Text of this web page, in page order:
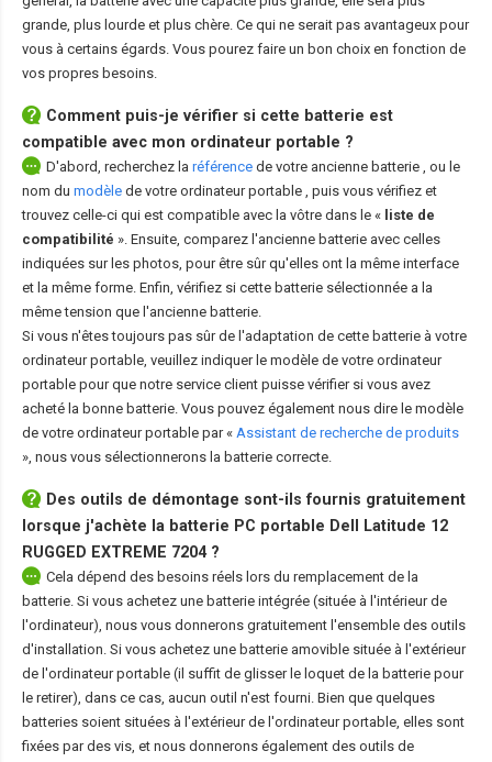
grande, plus lourde et plus chère. Ce qui ne serait pas avantageux pour
vous à certains égards. Vous pourez faire un bon choix en fonction de
vos propres besoins.
Comment puis-je vérifier si cette batterie est
compatible avec mon ordinateur portable ?
D'abord, recherchez la référence de votre ancienne batterie , ou le
nom du modèle de votre ordinateur portable , puis vous vérifiez et
trouvez celle-ci qui est compatible avec la vôtre dans le « liste de
compatibilité ». Ensuite, comparez l'ancienne batterie avec celles
indiquées sur les photos, pour être sûr qu'elles ont la même interface
et la même forme. Enfin, vérifiez si cette batterie sélectionnée a la
même tension que l'ancienne batterie.
Si vous n'êtes toujours pas sûr de l'adaptation de cette batterie à votre
ordinateur portable, veuillez indiquer le modèle de votre ordinateur
portable pour que notre service client puisse vérifier si vous avez
acheté la bonne batterie. Vous pouvez également nous dire le modèle
de votre ordinateur portable par « Assistant de recherche de produits
», nous vous sélectionnerons la batterie correcte.
Des outils de démontage sont-ils fournis gratuitement
lorsque j'achète la batterie PC portable Dell Latitude 12
RUGGED EXTREME 7204?
Cela dépend des besoins réels lors du remplacement de la
batterie. Si vous achetez une batterie intégrée (située à l'intérieur de
l'ordinateur), nous vous donnerons gratuitement l'ensemble des outils
d'installation. Si vous achetez une batterie amovible située à l'extérieur
de l'ordinateur portable (il suffit de glisser le loquet de la batterie pour
le retirer), dans ce cas, aucun outil n'est fourni. Bien que quelques
batteries soient situées à l'extérieur de l'ordinateur portable, elles sont
fixées par des vis, et nous donnerons également des outils de